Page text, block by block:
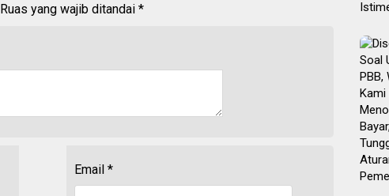
Ruas yang wajib ditandai *
Email *